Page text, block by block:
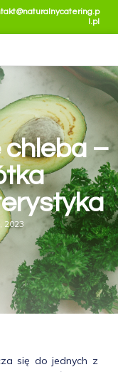
l.pl
chleba –
2023
się do jednych z